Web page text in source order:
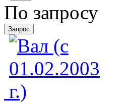
По запросу